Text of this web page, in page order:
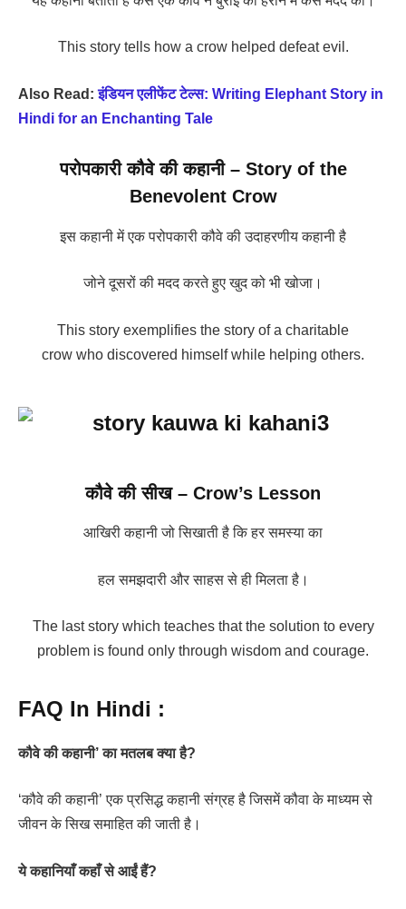
This story tells how a crow helped defeat evil.
Also Read:इंडियन एलीफेंट टेल्स: Writing Elephant Story in
Hindi for an Enchanting Tale
परोपकारी कौवे की कहानी – Story of the
Benevolent Crow
इस कहानी में एक परोपकारी कौवे की उदाहरणीय कहानी है
जोने दूसरों की मदद करते हुए खुद को भी खोजा।
This story exemplifies the story of a charitable
crow who discovered himself while helping others.
कौवे की सीख – Crow’s Lesson
आखिरी कहानी जो सिखाती है कि हर समस्या का
हल समझदारी और साहस से ही मिलता है।
The last story which teaches that the solution to every
problem is found only through wisdom and courage.
FAQ In Hindi :
कौवे की कहानी’ का मतलब क्या है?
‘कौवे की कहानी’ एक प्रसिद्ध कहानी संग्रह है जिसमें कौवा के माध्यम से
जीवन के सिख समाहित की जाती है।
ये कहानियाँ कहाँ से आईं हैं?